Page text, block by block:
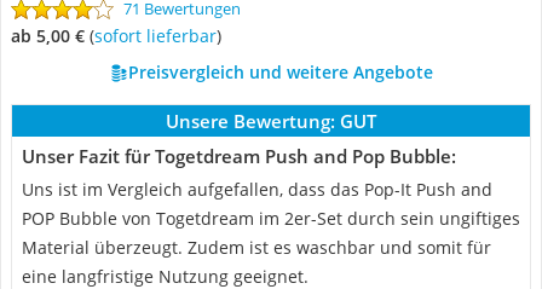
71 Bewertungen
ab 5,00 € ( Sofort lieferbar)
Preisvergleich und weitere Angebote
Unsere Bewertung: GUT
Unser Fazit für Togetdream Push and Pop Bubble:
Uns ist im Vergleich aufgefallen, dass das Pop-It Push and
POP Bubble von Togetdream im 2er-Set durch sein ungiftiges
Material überzeugt. Zudem ist es waschbar und somit für
eine langfristige Nutzung geeignet.